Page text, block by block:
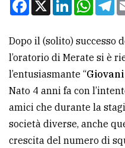
la
pubblicità
CERCA
Cerca
per
Dopo il (solito) successo
l’oratorio di Merate si è
l’entusiasmante “
Nato 4 anni fa con
amici che durante la
società diverse, anche
crescita del numero di